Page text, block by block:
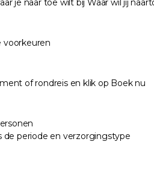
je naar toe wilt bij Waar wil jij
voorkeuren
of rondreis en klik op Boek nu
de periode en verzorgingstype